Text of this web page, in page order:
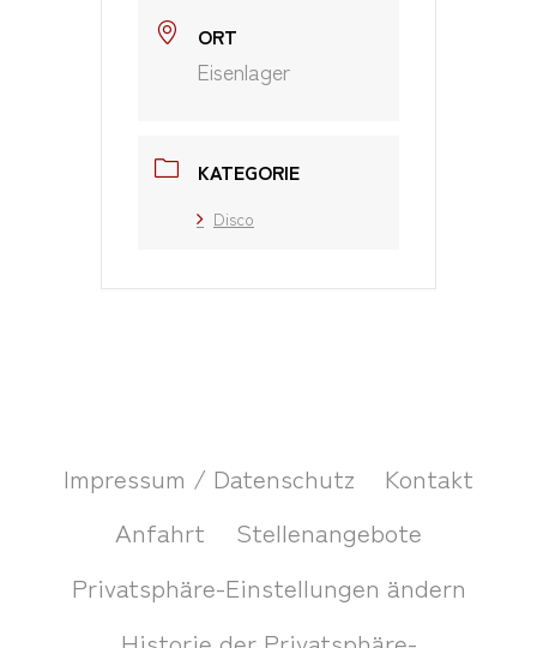
ORT
Eisenlager
KATEGORIE
Disco
Impressum / Datenschutz
Kontakt
Anfahrt
Stellenangebote
Privatsphäre-Einstellungen ändern